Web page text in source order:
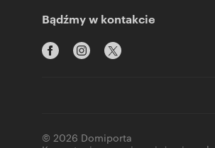
Bądźmy w kontakcie
© 2026 Domiporta